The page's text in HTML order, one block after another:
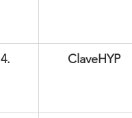
4. ClaveHYP